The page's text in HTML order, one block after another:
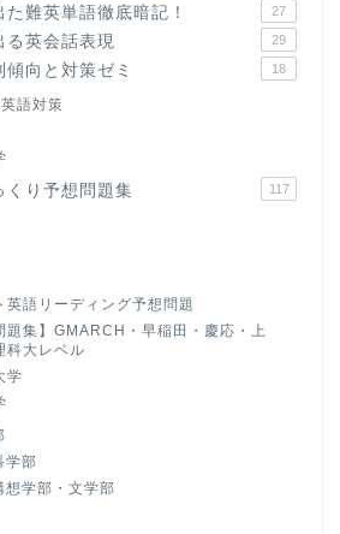
難英単語徹底暗記！ 27
る英会話表現 29
傾向と対策ゼミ 18
語対策
くり予想問題集 117
英語リーディング予想問題
題集】GMARCH・早稲田・慶応・上
科大レベル
学
学部
想学部・文学部